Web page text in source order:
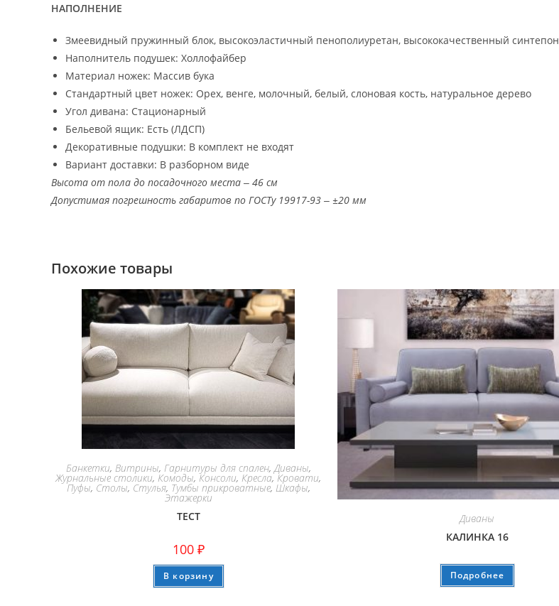
НАПОЛНЕНИЕ
Змеевидный пружинный блок, высокоэластичный пенополиуретан, высококачественный синтепон
Наполнитель подушек: Холлофайбер
Материал ножек: Массив бука
Стандартный цвет ножек: Орех, венге, молочный, белый, слоновая кость, натуральное дерево
Угол дивана: Стационарный
Бельевой ящик: Есть (ЛДСП)
Декоративные подушки: В комплект не входят
Вариант доставки: В разборном виде
Высота от пола до посадочного места ‒ 46 см
Допустимая погрешность габаритов по ГОСТу 19917-93 ‒ ±20 мм
Похожие товары
Банкетки, Витрины, Гарнитуры для спален,Диваны,
Журнальные столики, Комоды,Консоли, Кресла, Кровати,
Пуфы, Столы, Стулья, Тумбы прикроватные, Шкафы,
Этажерки
ТЕСТ
100 ₽
В корзину
Диваны
КАЛИНКА 16
Подробнее